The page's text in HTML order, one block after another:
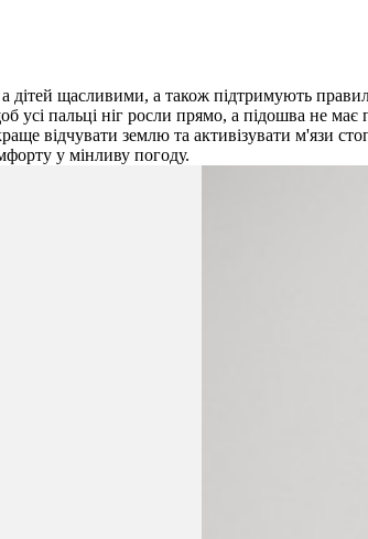
дітей щасливими, а також підтримують
усі пальці ніг росли прямо, а підошва не
відчувати землю та активізувати м'язи
у мінливу погоду.